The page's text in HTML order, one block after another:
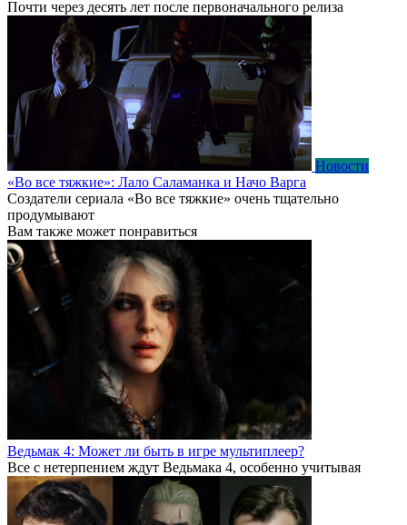
Почти через десять лет после первоначального релиза
Новости
«Во все тяжкие»: Лало Саламанка и Начо Варга
Создатели сериала «Во все тяжкие» очень тщательно
продумывают
Вам также может понравиться
Ведьмак 4: Может ли быть в игре мультиплеер?
Все с нетерпением ждут Ведьмака 4, особенно учитывая